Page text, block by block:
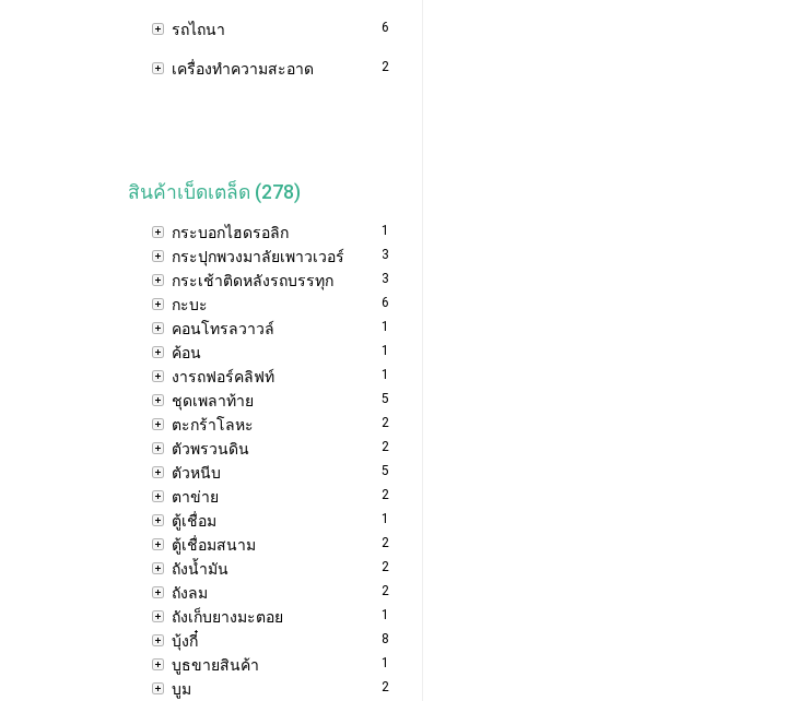
รถไถนา 6
เครื่องทำความสะอาด 2
สินค้าเบ็ดเตล็ด (278)
กระบอกไฮดรอลิก 1
กระปุกพวงมาลัยเพาวเวอร์ 3
กระเช้าติดหลังรถบรรทุก 3
กะบะ 6
คอนโทรลวาวล์ 1
ค้อน 1
งารถฟอร์คลิฟท์ 1
ชุดเพลาท้าย 5
ตะกร้าโลหะ 2
ตัวพรวนดิน 2
ตัวหนีบ 5
ตาข่าย 2
ตู้เชื่อม 1
ตู้เชื่อมสนาม 2
ถังน้ำมัน 2
ถังลม 2
ถังเก็บยางมะตอย 1
บุ้งกี๋ 8
บูธขายสินค้า 1
บูม 2